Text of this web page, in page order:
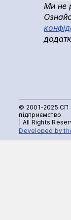
Ми не
© 2001-2025 СП
підприємство
| All Rights
Developed by